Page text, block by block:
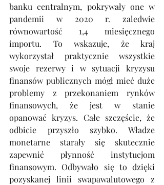
banku centralnym, pokrywały one w
pandemii w 2020 r. zaledwie
równowartość 1,4 miesięcznego
importu. To wskazuje, że kraj
wykorzystał praktycznie wszystkie
swoje rezerwy i w sytuacji kryzysu
finansów publicznych mógł mieć duże
problemy z przekonaniem rynków
finansowych, że jest w stanie
opanować kryzys. Całe szczęście, że
odbicie przyszło szybko. Władze
monetarne starały się skutecznie
zapewnić płynność instytucjom
finansowym. Odbywało się to dzięki
pozyskanej linii swapawalutowego z